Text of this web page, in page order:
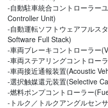
-自動駐車統合コントローラー
Controller Unit)
-自動運転ソフトウェアフルス
Software Full Stack)
-車両ブレーキコントローラー
-車両ステアリングコントロー
-車両接近通報装置(Acoustic
-選択触媒還元装置(Selective
-燃料ポンプコントローラー
-トルク／トルクアングルセン